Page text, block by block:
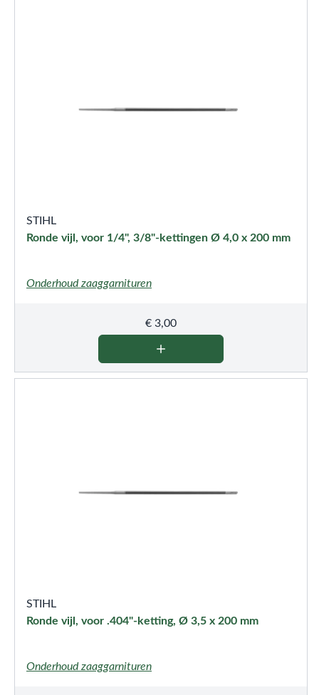
STIHL
Ronde vijl, voor 1/4", 3/8"-kettingen Ø 4,0 x 200 mm
Onderhoud zaaggarnituren
€ 3,00
STIHL
Ronde vijl, voor .404"-ketting, Ø 3,5 x 200 mm
Onderhoud zaaggarnituren